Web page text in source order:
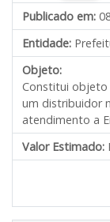
Publicado em:
Entidade:
Objeto:
Constitui objeto
um distribuidor
atendimento a
Valor Estimado: